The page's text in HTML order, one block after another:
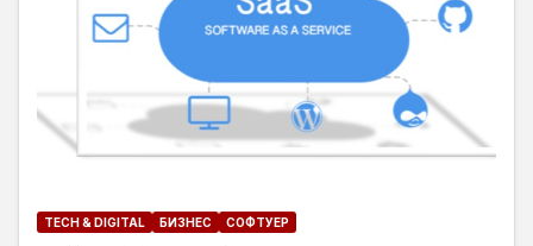
TECH & DIGITAL БИЗНЕС СОФТУЕР